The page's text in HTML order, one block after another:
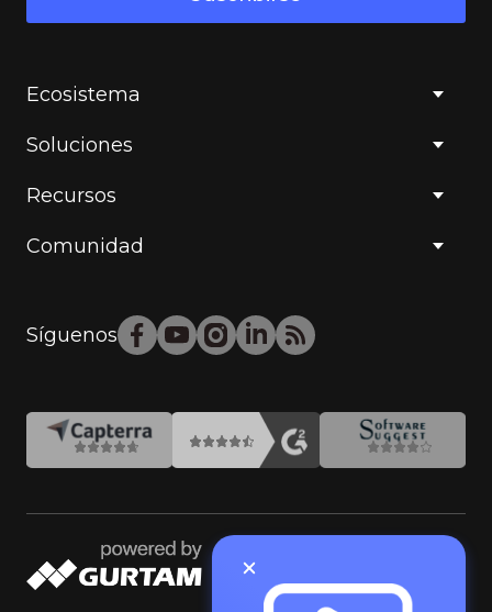
Ecosistema
Soluciones
Recursos
Comunidad
Síguenos